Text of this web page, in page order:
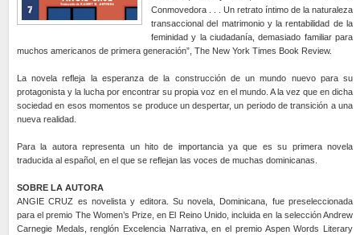
Conmovedora . . . Un retrato íntimo de la naturaleza
transaccional del matrimonio y la rentabilidad de la
feminidad y la ciudadanía, demasiado familiar para
muchos americanos de primera generación”, The New York Times Book Review.
La novela refleja la esperanza de la construcción de un mundo nuevo para su
protagonista y la lucha por encontrar su propia voz en el mundo. A la vez que en dicha
sociedad en esos momentos se produce un despertar, un periodo de transición a una
nueva realidad.
Para la autora representa un hito de importancia ya que es su primera novela
traducida al español, en el que se reflejan las voces de muchas dominicanas.
SOBRE LA AUTORA
ANGIE CRUZ es novelista y editora. Su novela, Dominicana, fue preseleccionada
para el premio The Women’s Prize, en El Reino Unido, incluida en la selección Andrew
Carnegie Medals, renglón Excelencia Narrativa, en el premio Aspen Words Literary